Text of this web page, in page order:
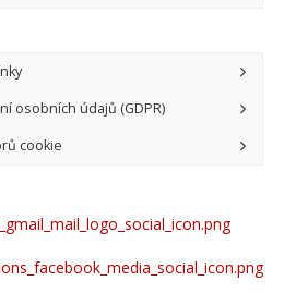
osobních údajů (GDPR)
cookie